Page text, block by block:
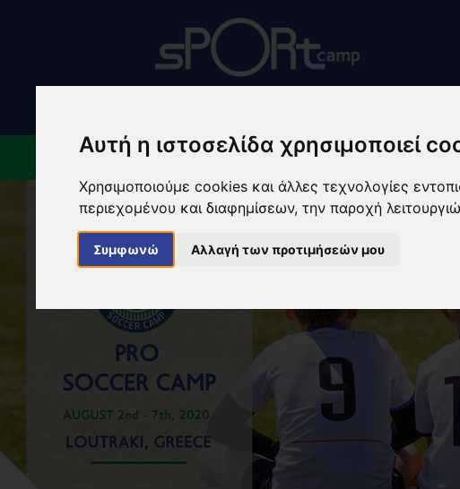
Αυτή η ιστοσελίδα χρησιμοποιεί
Χρησιμοποιούμε cookies και άλλες τεχνολογίες
περιεχομένου και διαφημίσεων, την παροχή
Συμφωνώ Αλλαγή των προτιμήσεών μου
ΠΟΙΟΙ ΕΙΜΑΣΤΕ